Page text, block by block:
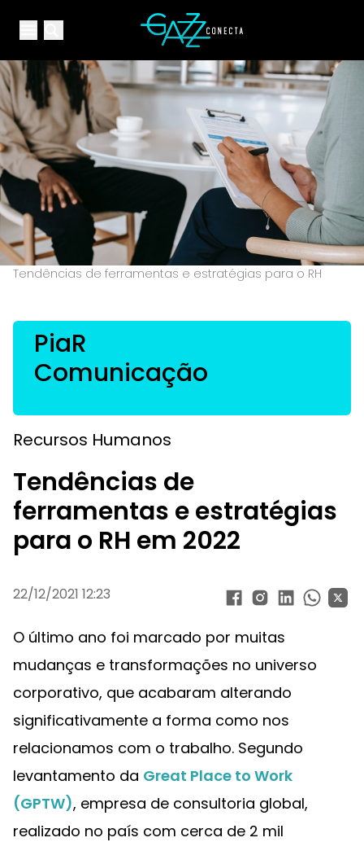
Open main menuYour Company
Tendências de ferramentas e estratégias para o RH
PiaR
Comunicação
Recursos Humanos
Tendências de
ferramentas e estratégias
para o RH em 2022
22/12/2021 12:23
O último ano foi marcado por muitas
mudanças e transformações no universo
corporativo, que acabaram alterando
significativamente a forma como nos
relacionamos com o trabalho. Segundo
levantamento da Great Place to Work
(GPTW), empresa de consultoria global,
realizado no país com cerca de 2 mil